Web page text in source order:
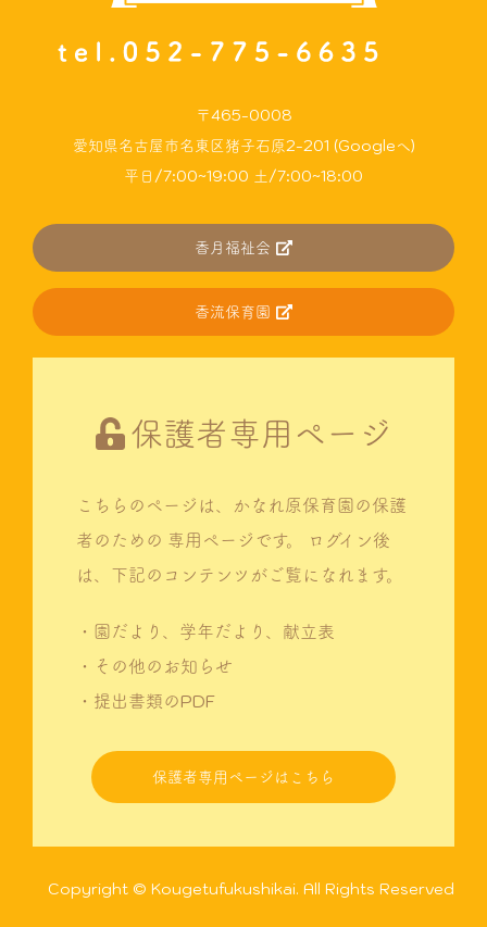
〒465-0008
愛知県名古屋市名東区猪子石原2-201 (Googleへ)
平日/7:00~19:00 土/7:00~18:00
香月福祉会
香流保育園
保護者専用ページ
こちらのページは、かなれ原保育園の保護
者のための 専用ページです。
ログイン後
は、下記のコンテンツがご覧になれます。
・園だより、学年だより、献立表
・その他のお知らせ
・提出書類のPDF
保護者専用ページはこちら
Copyright © Kougetufukushikai. All Rights Reserved